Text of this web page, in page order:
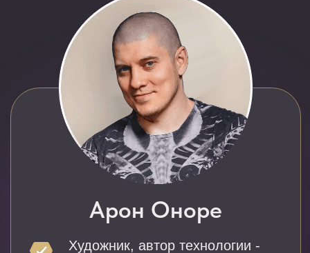
Урок 3
Авторская технология
из 6 шагов: от пустого
3 секрета дорогих картин,
которые заставляют
влюбиться с первого